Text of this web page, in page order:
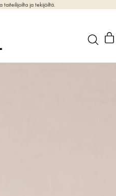
taiteilijoilta ja tekijöiltä.